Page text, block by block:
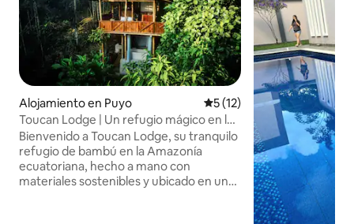
Alojamiento en Puyo Calificación promedio: 5 de
5 (12)
Toucan Lodge | Un refugio mágico en la
selva amazónica
Bienvenido a Toucan Lodge, su tranquilo
refugio de bambú en la Amazonía
ecuatoriana, hecho a mano con
materiales sostenibles y ubicado en una